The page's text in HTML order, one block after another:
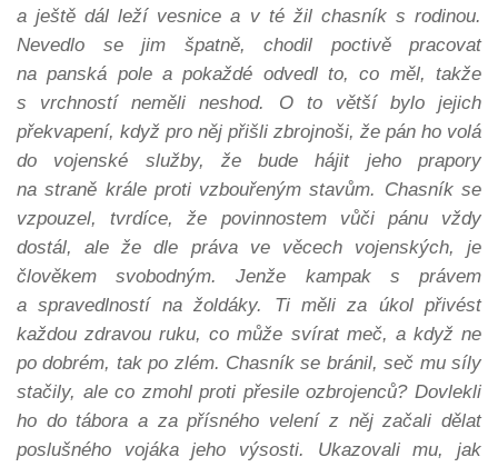
a ještě dál leží vesnice a v té žil chasník s rodinou.
Nevedlo se jim špatně, chodil poctivě pracovat
na panská pole a pokaždé odvedl to, co měl, takže
s vrchností neměli neshod. O to větší bylo jejich
překvapení, když pro něj přišli zbrojnoši, že pán ho volá
do vojenské služby, že bude hájit jeho prapory
na straně krále proti vzbouřeným stavům. Chasník se
vzpouzel, tvrdíce, že povinnostem vůči pánu vždy
dostál, ale že dle práva ve věcech vojenských, je
člověkem svobodným. Jenže kampak s právem
a spravedlností na žoldáky. Ti měli za úkol přivést
každou zdravou ruku, co může svírat meč, a když ne
po dobrém, tak po zlém. Chasník se bránil, seč mu síly
stačily, ale co zmohl proti přesile ozbrojenců? Dovlekli
ho do tábora a za přísného velení z něj začali dělat
poslušného vojáka jeho výsosti. Ukazovali mu, jak